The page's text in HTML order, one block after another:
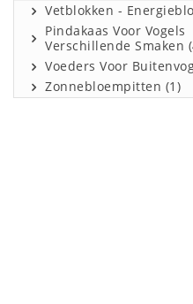
Vetblokken -
Pindakaas Voor Vogels
Verschillende Smaken
Voeders Voor
Zonnebloempitten (1)